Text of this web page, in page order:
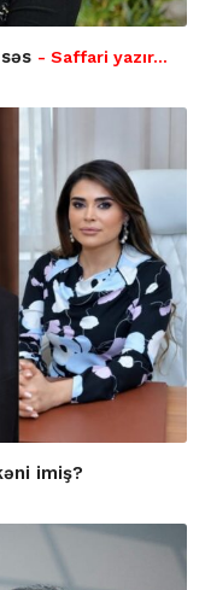
- Saffari yazır…
imiş?